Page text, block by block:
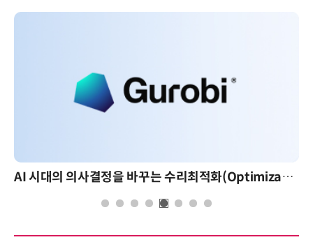
AI 시대의 의사결정을 바꾸는 수리최적화(Optimization): 실제 산업 적용 사례와 활용 전략